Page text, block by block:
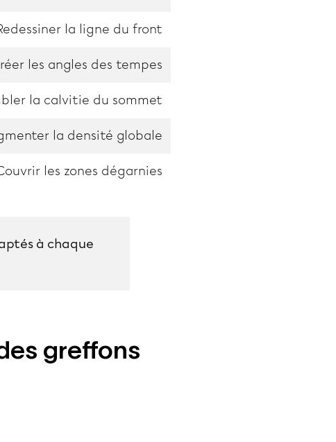
la ligne du front
les angles des tempes
la calvitie du sommet
la densité globale
les zones dégarnies
à chaque
greffons